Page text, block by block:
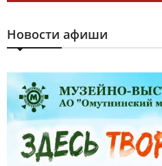
Новости афиши